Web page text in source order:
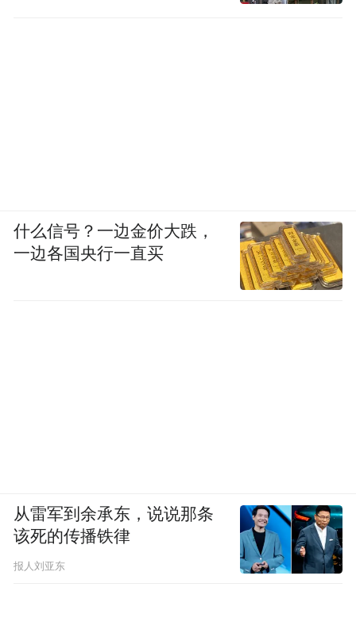
什么信号？一边金价大跌，
一边各国央行一直买
从雷军到余承东，说说那条
该死的传播铁律
报人刘亚东